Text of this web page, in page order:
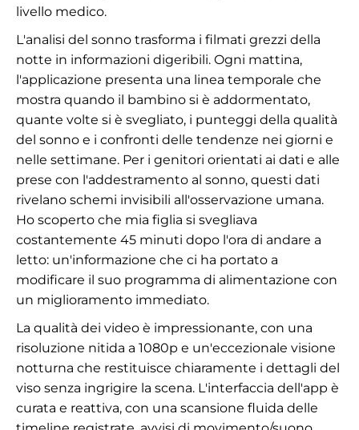
livello medico.
L'analisi del sonno trasforma i filmati grezzi della
notte in informazioni digeribili. Ogni mattina,
l'applicazione presenta una linea temporale che
mostra quando il bambino si è addormentato,
quante volte si è svegliato, i punteggi della qualità
del sonno e i confronti delle tendenze nei giorni e
nelle settimane. Per i genitori orientati ai dati e alle
prese con l'addestramento al sonno, questi dati
rivelano schemi invisibili all'osservazione umana.
Ho scoperto che mia figlia si svegliava
costantemente 45 minuti dopo l'ora di andare a
letto: un'informazione che ci ha portato a
modificare il suo programma di alimentazione con
un miglioramento immediato.
La qualità dei video è impressionante, con una
risoluzione nitida a 1080p e un'eccezionale visione
notturna che restituisce chiaramente i dettagli del
viso senza ingrigire la scena. L'interfaccia dell'app è
curata e reattiva, con una scansione fluida delle